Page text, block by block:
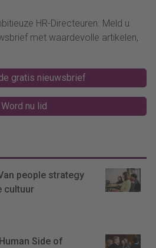
HR-Directeuren. Meld u
met waardevolle artikelen,
gratis nieuwsbrief
Word nu lid
people strategy
cultuur
Side of